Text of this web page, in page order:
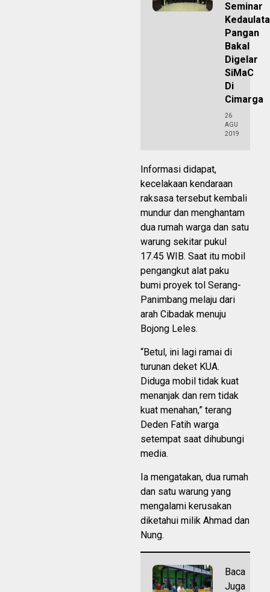
Seminar
Pangan
Bakal
Digelar
SiMaC
Di
Cimarga
26
AGU
2019
Informasi didapat,
kecelakaan kendaraan
raksasa tersebut kembali
mundur dan menghantam
dua rumah warga dan satu
warung sekitar pukul
17.45 WIB. Saat itu mobil
pengangkut alat paku
bumi proyek tol Serang-
Panimbang melaju dari
arah Cibadak menuju
Bojong Leles.
“Betul, ini lagi ramai di
turunan deket KUA.
Diduga mobil tidak kuat
menanjak dan rem tidak
kuat menahan,” terang
Deden Fatih warga
setempat saat dihubungi
media.
Ia mengatakan, dua rumah
dan satu warung yang
mengalami kerusakan
diketahui milik Ahmad dan
Nung.
Baca
Juga